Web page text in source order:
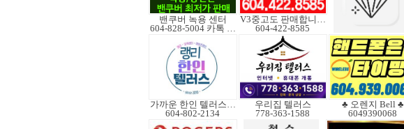
밴쿠버 녹용 센터
604-828-5004 카톡 Elkcanada
V3중고도 판매합니다.
604-422-8585
가까운 한인 텔러스쿠도
604-802-2134
우리집 텔러스
778-363-1588
♣ 오렌지 Bell ♣
6049390068